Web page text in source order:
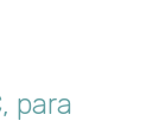
para